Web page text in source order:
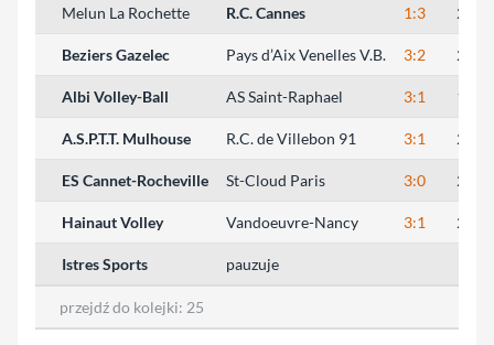
Melun La Rochette R.C. Cannes 1:3
Beziers Gazelec Pays d’Aix Venelles V.B. 3:2
Albi Volley-Ball AS Saint-Raphael 3:1
A.S.P.T.T. Mulhouse R.C. de Villebon 91 3:1
ES Cannet-Rocheville St-Cloud Paris 3:0
Hainaut Volley Vandoeuvre-Nancy 3:1
Istres Sports pauzuje
przejdź do kolejki: 25